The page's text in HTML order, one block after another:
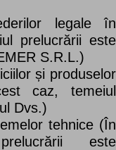
legale în
prelucrării este
S.R.L.)
și produselor
caz, temeiul
Dvs.)
tehnice (În
este